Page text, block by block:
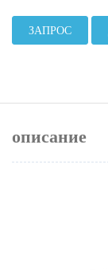
ЗАПРОС
описание